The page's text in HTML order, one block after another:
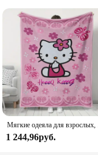
1 244,96руб.